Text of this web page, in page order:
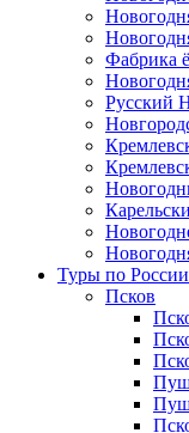
Фабрика
Русский
Туры по России
Псков